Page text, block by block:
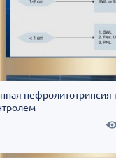
нефролитотрипсия